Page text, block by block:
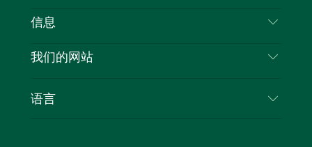
隐私
Cookie 通知
目的地
新南威尔士州公路旅行
活动
信息
旅行信息
新南威尔士州的商业
我们的网站
语言